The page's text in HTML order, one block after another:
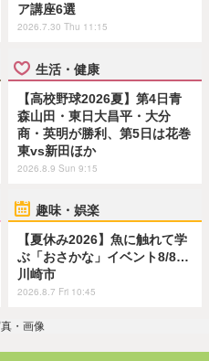
ア講座6選
2026.7.30 Thu 11:15
生活・健康
【高校野球2026夏】第4日青
森山田・東日大昌平・大分
商・英明が勝利、第5日は花巻
東vs新田ほか
2026.8.9 Sun 9:15
趣味・娯楽
【夏休み2026】魚に触れて学
ぶ「おさかな」イベント8/8…
川崎市
2026.8.7 Fri 10:45
・画像